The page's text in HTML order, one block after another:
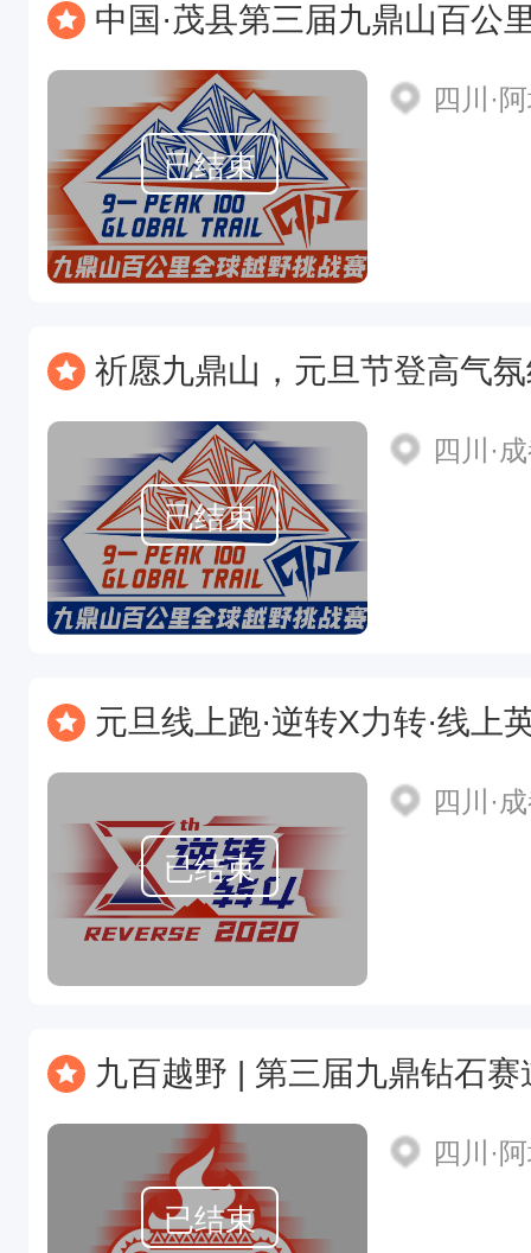
中国·茂县第三届九鼎山百公
已结束
四川·
祈愿九鼎山，元旦节登高气
已结束
四川·
元旦线上跑·逆转X力转·线上
已结束
四川·
九百越野 | 第三届九鼎钻石
已结束
四川·